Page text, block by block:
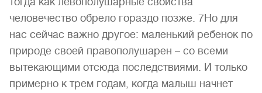
человечество обрело гораздо позже. 7Но для
нас сейчас важно другое: маленький ребенок по
природе своей правополушарен – со всеми
вытекающими отсюда последствиями. И только
примерно к трем годам, когда малыш начнет